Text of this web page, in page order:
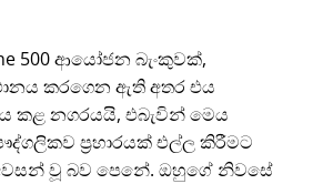
500 ආයෝජන බැංකුවක්,
කරගෙන ඇති අතර එය
කළ නගරයයි, එබැවින් මෙය
ප්‍රහාරයක් එල්ල කිරීමට
වූ බව පෙනේ. ඔහුගේ නිවසේ